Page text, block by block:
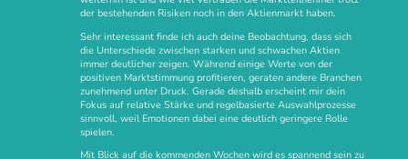
der bestehenden Risiken noch in den Aktienmarkt haben.
Sehr interessant finde ich auch deine Beobachtung, dass sich
die Unterschiede zwischen starken und schwachen Aktien
immer deutlicher zeigen. Während einige Werte von der
positiven Marktstimmung profitieren, geraten andere Branchen
zunehmend unter Druck. Gerade deshalb erscheint mir dein
Fokus auf relative Stärke und regelbasierte Auswahlprozesse
sinnvoll, weil Emotionen dabei eine deutlich geringere Rolle
spielen.
Mit Blick auf die kommenden Wochen wird es spannend sein zu